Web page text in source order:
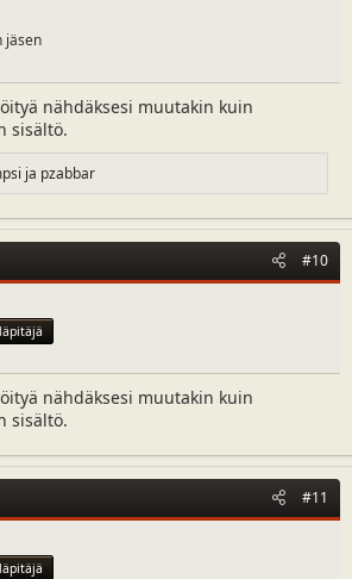
jäsen
nähdäksesi muutakin kuin
sisältö.
ja pzabbar
#10
nähdäksesi muutakin kuin
sisältö.
#11